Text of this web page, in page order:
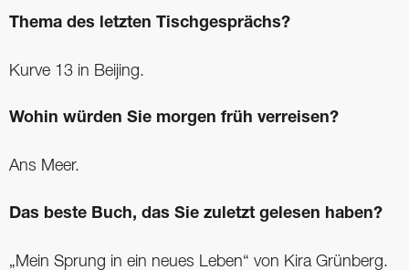
Thema des letzten Tischgesprächs?
Kurve 13 in Beijing.
Wohin würden Sie morgen früh verreisen?
Ans Meer.
Das beste Buch, das Sie zuletzt ­gelesen haben?
„Mein Sprung in ein neues Leben“ von Kira Grünberg.